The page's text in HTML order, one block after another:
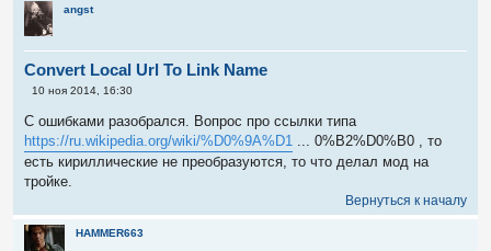
angst
Convert Local Url To Link Name
С
о
б
щ
е
н
и
10 ноя 2014, 16:30
С ошибками разобрался. Вопрос про ссылки типа
https://ru.wikipedia.org/wiki/%D0%9A%D1 ... 0%B2%D0%B0 , то
есть кириллические не преобразуются, то что делал мод на
тройке.
Вернуться к началу
HAMMER663